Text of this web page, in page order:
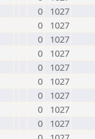
0
1027
0
1027
0
1027
0
1027
0
1027
0
1027
0
1027
0
1027
0
1027